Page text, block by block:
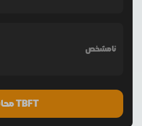
نامشخص
محاسبه TBFT